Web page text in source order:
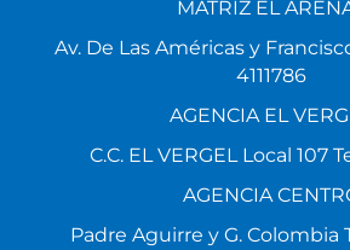
Av. De Las Américas y
4111786
AGENCIA EL
C.C. EL VERGEL Local 107
AGENCIA
Padre Aguirre y G. Colombia